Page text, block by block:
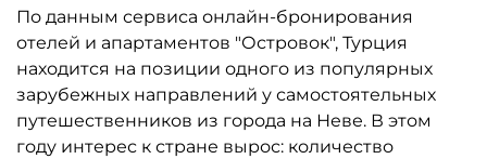
По данным сервиса онлайн-бронирования
отелей и апартаментов "Островок", Турция
находится на позиции одного из популярных
зарубежных направлений у самостоятельных
путешественников из города на Неве. В этом
году интерес к стране вырос: количество